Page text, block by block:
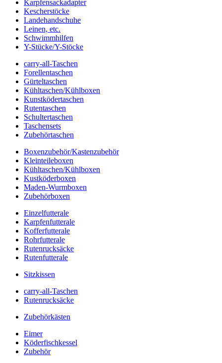
Karpfensackadapter
Kescherstöcke
Landehandschuhe
Leinen, etc.
Schwimmhilfen
Y-Stücke/Y-Stöcke
carry-all-Taschen
Forellentaschen
Gürteltaschen
Kühltaschen/Kühlboxen
Kunstködertaschen
Rutentaschen
Schultertaschen
Taschensets
Zubehörtaschen
Boxenzubehör/Kastenzubehör
Kleinteileboxen
Kühltaschen/Kühlboxen
Kustköderboxen
Maden-Wurmboxen
Zubehörboxen
Einzelfutterale
Karpfenfutterale
Kofferfutterale
Rohrfutterale
Rutenrucksäcke
Rutenfutterale
Sitzkissen
carry-all-Taschen
Rutenrucksäcke
Zubehörkästen
Eimer
Köderfischkessel
Zubehör